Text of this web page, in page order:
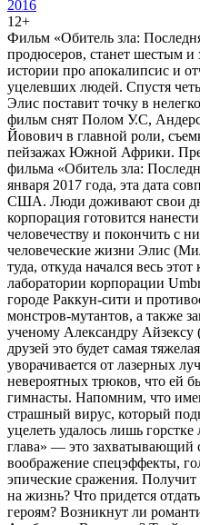
2016
12+
Фильм «Обитель зла:
продюсеров, станет шестым
истории про апокалипсис и
уцелевших людей. Спустя
Элис поставит точку в
фильм снят Полом У.С,
Йовович в главной роли,
пейзажах Южной Африки.
фильма «Обитель зла:
января 2017 года, эта дата
США. Люди доживают свои
корпорация готовится
человечеству и покончить с
человеческие жизни Элис
туда, откуда начался весь
лаборатории корпорации
городе Раккун-сити и
монстров-мутантов, а также
ученому Александру
друзей это будет самая
уворачивается от лазерных
невероятных трюков, что ей
гимнасты. Напомним, что
страшный вирус, который
уцелеть удалось лишь
глава» — это захватывающий
воображение спецэффекты,
эпические сражения.
на жизнь? Что придется
героям? Возникнут ли